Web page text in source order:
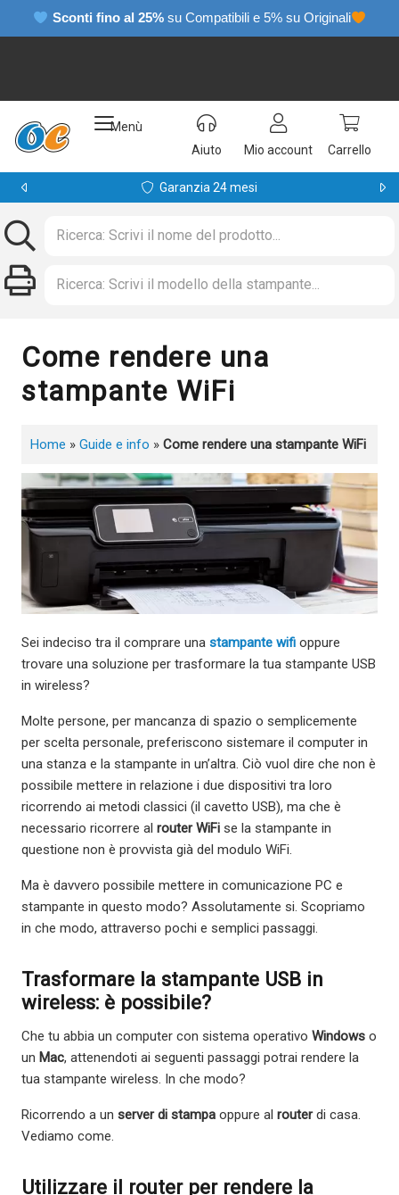
Sconti fino al 25% su Compatibili e 5% su Originali
Menù
Aiuto
Mio account Carrello
Garanzia 24 mesi
Come rendere una
stampante WiFi
Home » Guide e info » Come rendere una stampante WiFi
Sei indeciso tra il comprare una stampante wifi oppure
trovare una soluzione per trasformare la tua stampante USB
in wireless?
Molte persone, per mancanza di spazio o semplicemente
per scelta personale, preferiscono sistemare il computer in
una stanza e la stampante in un’altra. Ciò vuol dire che non è
possibile mettere in relazione i due dispositivi tra loro
ricorrendo ai metodi classici (il cavetto USB), ma che è
necessario ricorrere al router WiFi se la stampante in
questione non è provvista già del modulo WiFi.
Ma è davvero possibile mettere in comunicazione PC e
stampante in questo modo? Assolutamente si. Scopriamo
in che modo, attraverso pochi e semplici passaggi.
Trasformare la stampante USB in
wireless: è possibile?
Che tu abbia un computer con sistema operativo Windows o
un Mac, attenendoti ai seguenti passaggi potrai rendere la
tua stampante wireless. In che modo?
Ricorrendo a un server di stampa oppure al routerdi casa.
Vediamo come.
Utilizzare il router per rendere la